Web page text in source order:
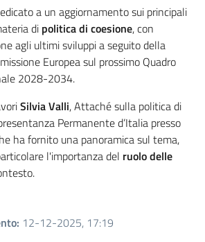
a un aggiornamento sui principali
di politica di coesione, con
agli ultimi sviluppi a seguito della
Europea sul prossimo Quadro
2028-2034.
Silvia Valli, Attaché sulla politica di
Permanente d’Italia presso
ha fornito una panoramica sul tema,
l'importanza del ruolo delle
: 12-12-2025, 17:19